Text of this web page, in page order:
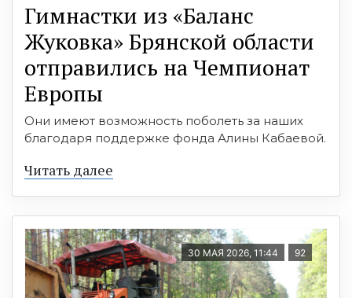
Гимнастки из «Баланс
Жуковка» Брянской области
отправились на Чемпионат
Европы
Они имеют возможность поболеть за наших
благодаря поддержке фонда Алины Кабаевой.
Читать далее
30 МАЯ 2026, 11:44 92